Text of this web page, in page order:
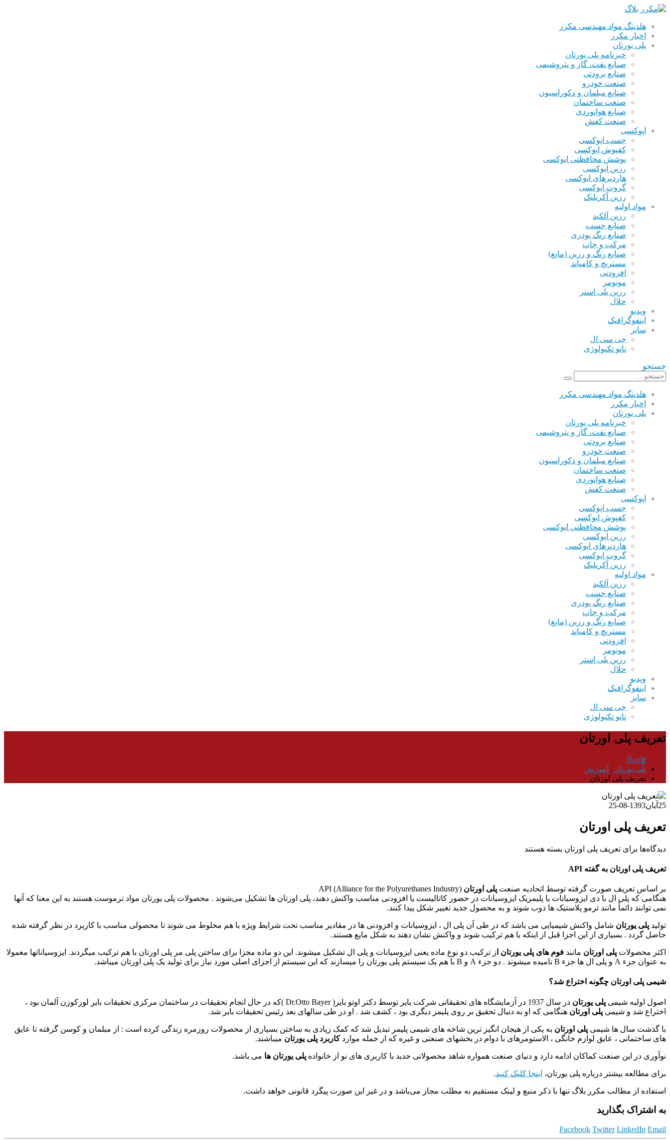
هلدینگ مواد مهندسی مکرر
اخبار مکرر
پلی یورتان
خبرنامه پلی یورتان
صنایع نفت، گاز و پتروشیمی
صنایع برودتی
صنعت خودرو
صنایع مبلمان و دکوراسیون
صنعت ساختمان
صنایع هوانوردی
صنعت کفش
اپوکسی
چسب اپوکسی
کفپوش اپوکسی
پوشش محافظتی اپوکسی
رزین اپوکسی
هاردنرهای اپوکسی
گروت اپوکسی
رزین آکریلیک
مواد اولیه
رزین آلکید
صنایع چسب
صنایع رنگ پودری
مرکب و چاپ
صنایع رنگ و رزین (مایع)
مستربچ و کامپاند
افزودنی
مونومر
رزین پلی استر
حلال
ویدیو
اینفوگرافیک
سایر
جی سی ال
نانو تکنولوژی
جستجو
هلدینگ مواد مهندسی مکرر
اخبار مکرر
پلی یورتان
خبرنامه پلی یورتان
صنایع نفت، گاز و پتروشیمی
صنایع برودتی
صنعت خودرو
صنایع مبلمان و دکوراسیون
صنعت ساختمان
صنایع هوانوردی
صنعت کفش
اپوکسی
چسب اپوکسی
کفپوش اپوکسی
پوشش محافظتی اپوکسی
رزین اپوکسی
هاردنرهای اپوکسی
گروت اپوکسی
رزین آکریلیک
مواد اولیه
رزین آلکید
صنایع چسب
صنایع رنگ پودری
مرکب و چاپ
صنایع رنگ و رزین (مایع)
مستربچ و کامپاند
افزودنی
مونومر
رزین پلی استر
حلال
ویدیو
اینفوگرافیک
سایر
جی سی ال
نانو تکنولوژی
تعریف پلی اورتان
Home
پلی یورتان, آموزش
تعریف پلی اورتان
25 آبان1393-08-25
تعریف پلی اورتان
دیدگاه‌ها برای تعریف پلی اورتان بسته هستند
تعریف پلی اورتان به گفته API
بر اساس تعریف صورت گرفته توسط اتحادیه صنعت پلی اورتان (API (Alliance for the Polyurethanes Industry
هنگامی که پلی ال با دی ایزوسیانات یا پلیمریک ایزوسیانات در حضور کاتالیست یا افزودنی مناسب واکنش دهند، پلی اورتان ها تشکیل می‌شوند . محصولات پلی یورتان مواد ترموست هستند به این معنا که آنها
نمی توانند دائماً مانند ترمو پلاستیک ها ذوب شوند و به محصول جدید تغییر شکل پیدا کنند.
تولید پلی یورتان شامل واکنش شیمیایی می باشد که در طی آن پلی ال ، ایزوسیانات و افزودنی ها در مقادیر مناسب تحت شرایط ویژه با هم مخلوط می شوند تا محصولی مناسب با کاربرد در نظر گرفته شده
حاصل گردد . بسیاری از این اجزا قبل از اینکه با هم ترکیب شوند و واکنش نشان دهند به شکل مایع هستند.
اکثر محصولات پلی اورتان مانند فوم های پلی یورتان ا ز ترکیب دو نوع ماده یعنی ایزوسیانات و پلی ال تشکیل میشوند. این دو ماده مجزا برای ساختن پلی مر پلی اورتان با هم ترکیب میگردند. ایزوسیاناتها معمولا
به عنوان جزء A و پلی ال ها جزء B نامیده میشوند . دو جزء A و B با هم یک سیستم پلی یورتان را میسازند که این سیستم از اجزای اصلی مورد نیاز برای تولید یک پلی اورتان میباشد.
شیمی پلی اورتان چگونه اختراع شد؟
اصول اولیه شیمی پلی یورتان
در سال 1937 در آزمایشگاه های تحقیقاتی شرکت بایر توسط دکتر اوتو بایر( Dr.Otto Bayer )که در حال انجام تحقیقات در ساختمان مرکزی تحقیقات بایر لورکوزن آلمان بود ،
اختراع شد و شیمی پلی اورتان هنگامی که او به دنبال تحقیق بر روی پلیمر دیگری بود ، کشف شد . او در طی سالهای بعد رئیس تحقیقات بایر شد.
با گذشت سال ها شیمی پلی اورتان به یکی از هیجان انگیز ترین شاخه های شیمی پلیمر تبدیل شد که کمک زیادی به ساختن بسیاری از محصولات روزمره زندگی کرده است : از مبلمان و کوسن گرفته تا عایق
های ساختمانی ، عایق لوازم خانگی ، الاستومرهای با دوام در بخشهای صنعتی و غیره که از جمله مواردکاربرد پلی یورتان میباشند.
نوآوری در این صنعت کماکان ادامه دارد و دنیای صنعت همواره شاهد محصولاتی جدید با کاربری های نو از خانواده پلی یورتان ها می باشد.
برای مطالعه بیشتر درباره پلی یورتان، اینجا کلیک کنید.
استفاده از مطالب مکرر بلاگ تنها با ذکر منبع و لینک مستقیم به مطلب مجاز می‌باشد و در غیر این صورت پیگرد قانونی خواهد داشت.
به اشتراک بگذارید
Facebook Twitter LinkedIn Email